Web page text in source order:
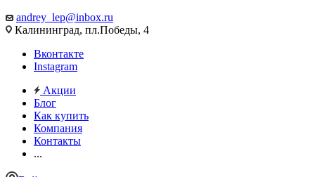
andrey_lep@inbox.ru
Калининград, пл.Победы, 4
Вконтакте
Instagram
Акции
Блог
Как купить
Компания
Контакты
...